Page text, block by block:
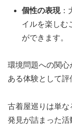
個性の表現：
イルを楽しむ
ができます。
環境問題への関
ある体験として評
古着屋巡りは単
発見が詰まった